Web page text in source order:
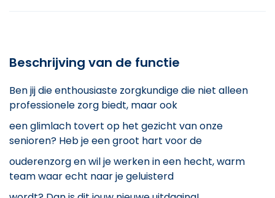
Beschrijving van de functie
Ben jij die enthousiaste zorgkundige die niet alleen
professionele zorg biedt, maar ook
een glimlach tovert op het gezicht van onze
senioren? Heb je een groot hart voor de
ouderenzorg en wil je werken in een hecht, warm
team waar echt naar je geluisterd